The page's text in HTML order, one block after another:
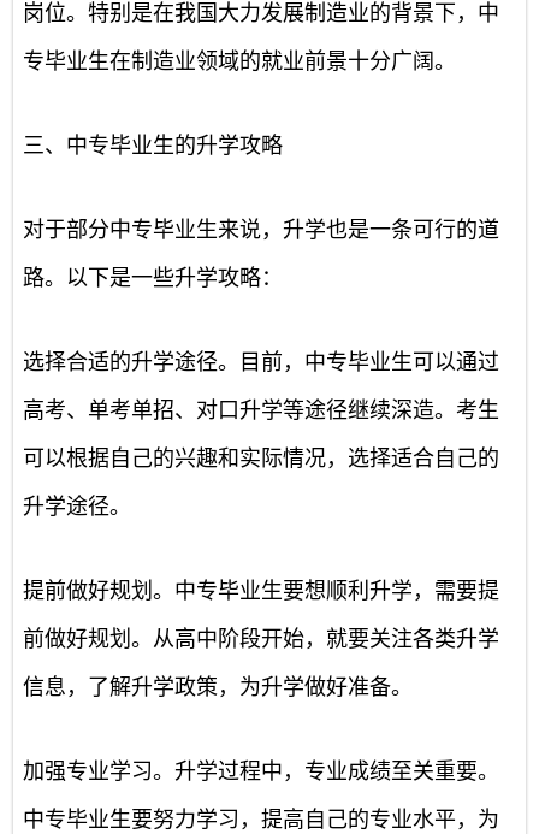
岗位。特别是在我国大力发展制造业的背景下，中
专毕业生在制造业领域的就业前景十分广阔。
三、中专毕业生的升学攻略
对于部分中专毕业生来说，升学也是一条可行的道
路。以下是一些升学攻略：
选择合适的升学途径。目前，中专毕业生可以通过
高考、单考单招、对口升学等途径继续深造。考生
可以根据自己的兴趣和实际情况，选择适合自己的
升学途径。
提前做好规划。中专毕业生要想顺利升学，需要提
前做好规划。从高中阶段开始，就要关注各类升学
信息，了解升学政策，为升学做好准备。
加强专业学习。升学过程中，专业成绩至关重要。
中专毕业生要努力学习，提高自己的专业水平，为